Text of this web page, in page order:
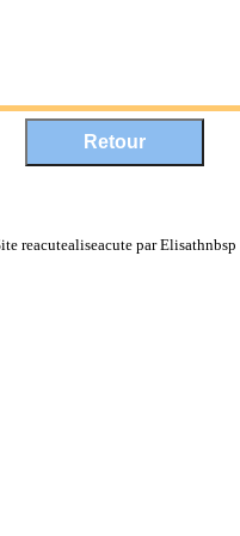
reacutealiseacute par Elisathnbsp